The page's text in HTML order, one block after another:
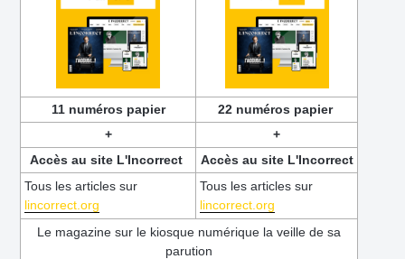
11 numéros papier
22 numéros papier
+
+
Accès au site L'Incorrect
Accès au site L'Incorrect
Tous les articles sur
lincorrect.org
Tous les articles sur
lincorrect.org
Le magazine sur le kiosque numérique la veille de sa
parution